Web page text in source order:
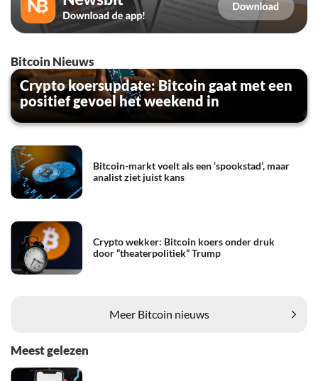
Bitcoin Nieuws
Crypto koersupdate: Bitcoin gaat met een
positief gevoel het weekend in
Bitcoin-markt voelt als een ‘spookstad’, maar
analist ziet juist kans
Crypto wekker: Bitcoin koers onder druk
door “theaterpolitiek” Trump
Meer Bitcoin nieuws
Meest gelezen